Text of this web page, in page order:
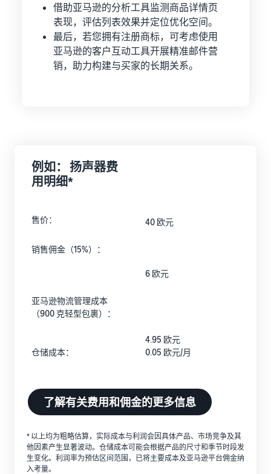
借助亚马逊的分析工具监测商品详情页
表现，评估列表效果并定位优化空间。
最后，若您拥有注册商标，可考虑使用
亚马逊的客户互动工具开展精准邮件营
销，助力构建与买家的长期关系。
例如： 扬声器费
用明细*
售价： 40 欧元
销售佣金（15%）：
6 欧元
亚马逊物流管理成本
（900 克轻型包裹）：
4.95 欧元
仓储成本：
0.05 欧元/月
了解有关费用和佣金的更多信息
* 以上均为粗略估算，实际成本与利润会因具体产品、市场竞争及其
他因素产生显著波动。仓储成本可能会根据产品的尺寸和季节时段发
生变化。利润率为预估区间范围，已将主要成本及亚马逊平台佣金纳
入考量。